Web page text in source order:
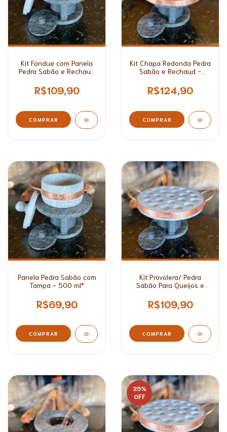
Kit Fondue com Panela
Pedra Sabão e Rechaud
R$109,90
Kit Chapa Redonda Pedra
Sabão e Rechaud -
R$124,90
COMPRAR
Panela Pedra Sabão com
Tampa - 500 ml*
R$69,90
Kit Provolera/ Pedra
Sabão Para Queijos e
27cm*
R$109,90
COMPRAR
25%
OFF